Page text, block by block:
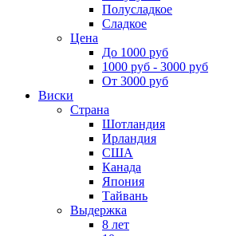
Полусладкое
Сладкое
Цена
До 1000 руб
1000 руб - 3000 руб
От 3000 руб
Виски
Страна
Шотландия
Ирландия
США
Канада
Япония
Тайвань
Выдержка
8 лет